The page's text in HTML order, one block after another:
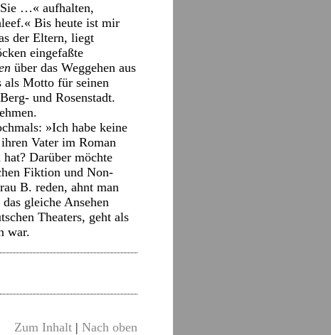
…« aufhalten,
Bis heute ist mir
der Eltern, liegt
eingefaßte
über das Weggehen aus
als Motto für seinen
und Rosenstadt.
»Ich habe keine
Vater im Roman
Darüber möchte
Fiktion und Non-
B. reden, ahnt man
gleiche Ansehen
Theaters, geht als
war.
Zum Inhalt | Nach oben